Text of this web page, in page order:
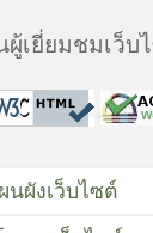
ผู้เยี่ยมชมเว็บ
นผังเว็บไซต์